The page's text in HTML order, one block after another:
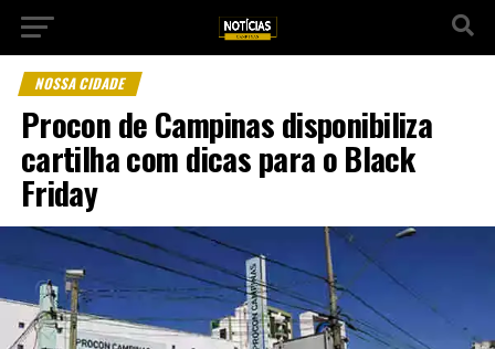
NOSSA CIDADE
Procon de Campinas disponibiliza
cartilha com dicas para o Black
Friday